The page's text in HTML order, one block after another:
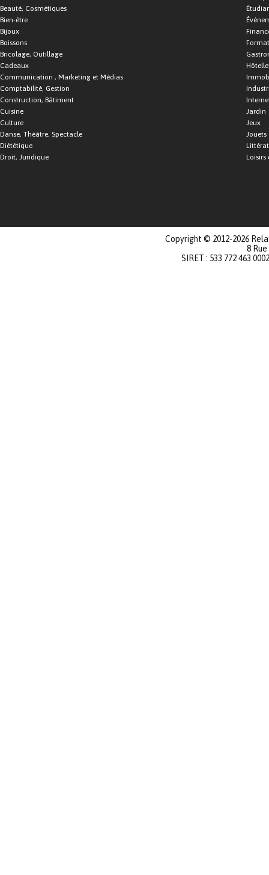
Beauté, Cosmétiques
Bien-être
Bijoux
Boissons
Bricolage, Outillage
Cadeaux
Communication , Marketing et Médias
Comptabilité, Gestion
Construction, Bâtiment
Cuisine
Culture
Danse, Théâtre, Spectacle
Diététique
Droit, Juridique
Jardin
Jeux
Jouets
Loisirs
Copyright © 2012-2026
8
SIRET : 533 772 463